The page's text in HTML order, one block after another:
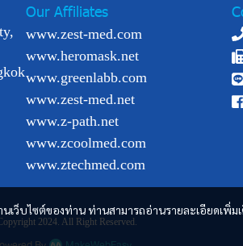
ว็บไซต์ของท่าน ท่านสามารถอ่านรายละเอียดเพิ่ม
Our Affiliates
www.zest-med.com
www.heromask.net
www.greenlabb.com
www.zest-med.net
www.z-path.net
www.zcoolmed.com
www.ztechmed.com
2024. All Right Reserved.